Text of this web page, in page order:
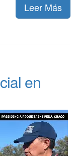
Leer Más
en